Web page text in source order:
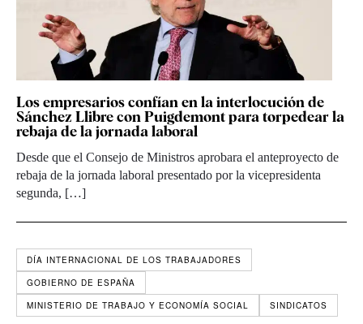
Los empresarios confían en la interlocución de
Sánchez Llibre con Puigdemont para torpedear la
rebaja de la jornada laboral
Desde que el Consejo de Ministros aprobara el anteproyecto de
rebaja de la jornada laboral presentado por la vicepresidenta
segunda, […]
DÍA INTERNACIONAL DE LOS TRABAJADORES
GOBIERNO DE ESPAÑA
MINISTERIO DE TRABAJO Y ECONOMÍA SOCIAL
SINDICATOS